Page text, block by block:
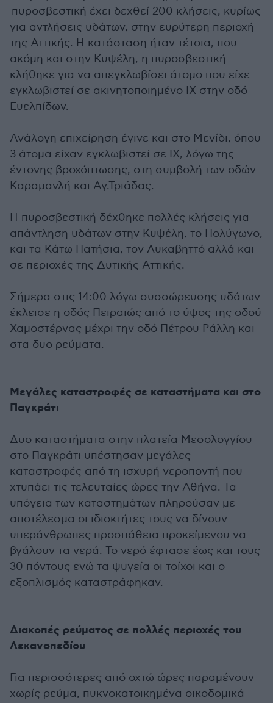
πυροσβεστική έχει δεχθεί 200 κλήσεις, κυρίως
για αντλήσεις υδάτων, στην ευρύτερη περιοχή
της Αττικής. Η κατάσταση ήταν τέτοια, που
ακόμη και στην Κυψέλη, η πυροσβεστική
κλήθηκε για να απεγκλωβίσει άτομο που είχε
εγκλωβιστεί σε ακινητοποιημένο ΙΧ στην οδό
Ευελπίδων.
Ανάλογη επιχείρηση έγινε και στο Μενίδι, όπου
3 άτομα είχαν εγκλωβιστεί σε ΙΧ, λόγω της
έντονης βροχόπτωσης, στη συμβολή των οδών
Καραμανλή και Αγ.Τριάδας.
Η πυροσβεστική δέχθηκε πολλές κλήσεις για
απάντληση υδάτων στην Κυψέλη, το Πολύγωνο,
και τα Κάτω Πατήσια, τον Λυκαβηττό αλλά και
σε περιοχές της Δυτικής Αττικής.
Σήμερα στις 14:00 λόγω συσσώρευσης υδάτων
έκλεισε η οδός Πειραιώς από το ύψος της οδού
Χαμοστέρνας μέχρι την οδό Πέτρου Ράλλη και
στα δυο ρεύματα.
Μεγάλες καταστροφές σε καταστήματα και στο
Παγκράτι
Δυο καταστήματα στην πλατεία Μεσολογγίου
στο Παγκράτι υπέστησαν μεγάλες
καταστροφές από τη ισχυρή νεροποντή που
χτυπάει τις τελευταίες ώρες την Αθήνα. Τα
υπόγεια των καταστημάτων πληρούσαν με
αποτέλεσμα οι ιδιοκτήτες τους να δίνουν
υπεράνθρωπες προσπάθεια προκείμενου να
βγάλουν τα νερά. Το νερό έφτασε έως και τους
30 πόντους ενώ τα ψυγεία οι τοίχοι και ο
εξοπλισμός καταστράφηκαν.
Διακοπές ρεύματος σε πολλές περιοχές του
Λεκανοπεδίου
Για περισσότερες από οχτώ ώρες παραμένουν
χωρίς ρεύμα, πυκνοκατοικημένα οικοδομικά